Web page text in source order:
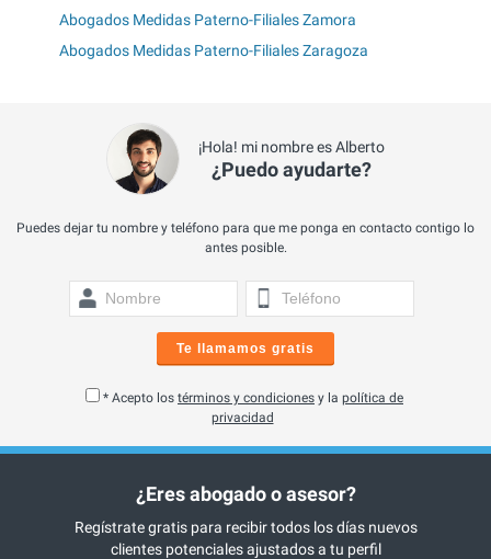
Abogados Medidas Paterno-Filiales Zamora
Abogados Medidas Paterno-Filiales Zaragoza
¡Hola! mi nombre es Alberto
¿Puedo ayudarte?
Puedes dejar tu nombre y teléfono para que me ponga en contacto contigo lo
antes posible.
Te llamamos gratis
* Acepto los términos y condiciones y la política de
privacidad
¿Eres abogado o asesor?
Regístrate gratis para recibir todos los días nuevos
clientes potenciales ajustados a tu perfil